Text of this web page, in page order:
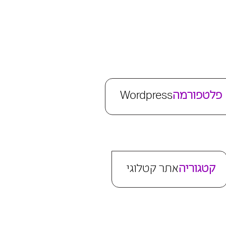
Wordpressפלטפורמה
אתר קטלוגיקטגוריה